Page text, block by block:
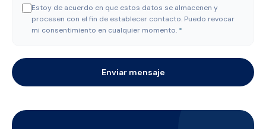
Estoy de acuerdo en que estos datos se almacenen y
procesen con el fin de establecer contacto. Puedo revocar
mi consentimiento en cualquier momento. *
Enviar mensaje